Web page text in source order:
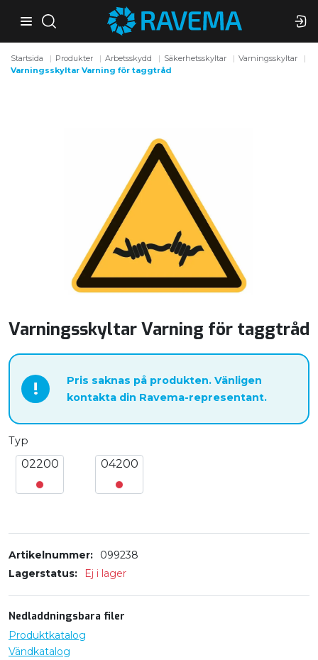
Startsida Produkter Arbetsskydd Säkerhetsskyltar
Varningsskyltar
Varningsskyltar Varning för taggtråd
Varningsskyltar Varning för taggtråd
!
Pris saknas på produkten. Vänligen
kontakta din Ravema-representant.
Typ
02200 04200
Artikelnummer
099238
Lagerstatus
Ej i lager
Nedladdningsbara filer
Produktkatalog
Vändkatalog